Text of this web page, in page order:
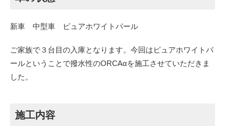
新車 中型車 ピュアホワイトパール
ご家族で３台目の入庫となります。今回はピュアホワイトパ
ールということで撥水性のORCAαを施工させていただきま
した。
施工内容